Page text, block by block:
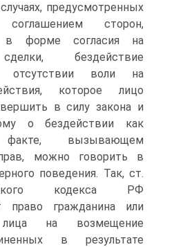
предусмот­ренных
сторон,
в фор­ме согласия на
бездействие
отсутствии воли на
которое лицо
в силу закона и
о бездействии как
факте, вызывающем
мож­но говорить в
поведения. Так, ст.
кодекса РФ
право гражданина или
лица на возмещение
в ре­зультате